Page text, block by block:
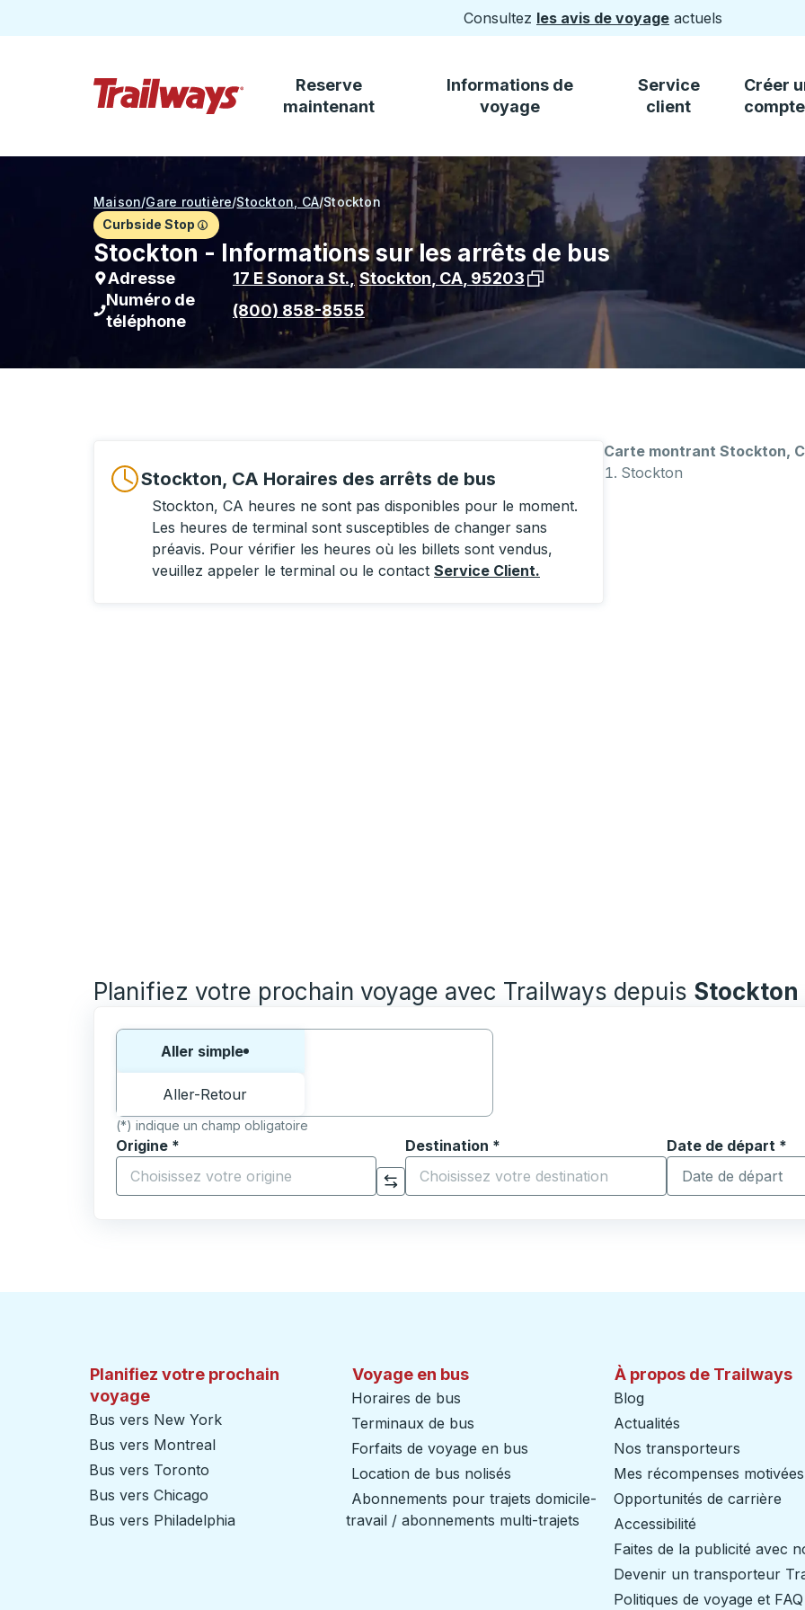
Consultez les avis de voyage actuels
Passez au contenu principal
Reserve
maintenant
Informations de
voyage
Service
client
Créer
compte
Maison/Gare routière/Stockton, CA/Stockton
Curbside Stop
Stockton - Informations sur les arrêts de bus
Adresse 17 E Sonora St., Stockton ,CA 95203 Voir l'emplacement de l'arrêt sur
Numéro de
téléphone
(800) 858-8555
Stockton, CA Horaires des arrêts de bus
Stockton, CA heures ne sont pas disponibles pour le moment.
Les heures de terminal sont susceptibles de changer sans
préavis. Pour vérifier les heures où les billets sont vendus,
veuillez appeler le terminal ou le contact Service Client.
Carte montrant Stockton,
Stockton
Planifiez votre prochain voyage avec Trailways depuis Stockton
Choisissez un sens ou un aller-retour:
Aller simple
Aller-Retour
(*) indique un champ obligatoire
Origine *
Commencez à saisir la ville d'origine pour ouvrir les options de localisation, puis utilisez les
Cliquez pour changer vos sélections d'origine et de destination
Destination *
Commencez à saisir la ville de destination pour ouvrir
Date de départ *
Tapez la date au
Planifiez votre prochain
voyage
Bus vers New York
Bus vers Montreal
Bus vers Toronto
Bus vers Chicago
Bus vers Philadelphia
Voyage en bus
Horaires de bus
Terminaux de bus
Forfaits de voyage en bus
Location de bus nolisés
Abonnements pour trajets domicile-
travail / abonnements multi-trajets
À propos de Trailways
Blog
Actualités
Nos transporteurs
Mes récompenses motivées
Opportunités de carrière
Accessibilité
Faites de la publicité avec
Devenir un transporteur
Politiques de voyage et FAQ